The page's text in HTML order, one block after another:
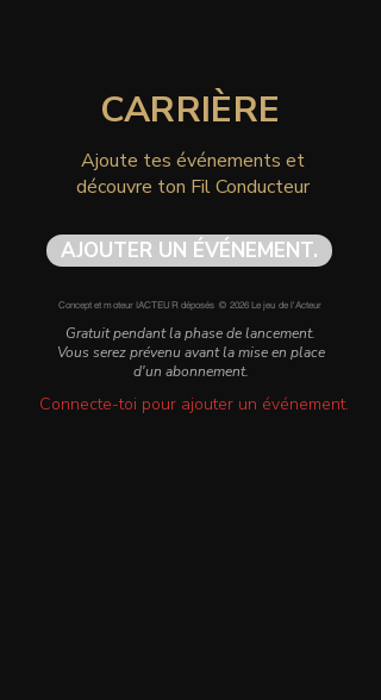
CARRIÈRE
Ajoute tes événements et
découvre ton Fil Conducteur
AJOUTER UN ÉVÉNEMENT.
Concept et moteur IACTEUR déposés © 2026 Le jeu de l'Acteur
Gratuit pendant la phase de lancement.
Vous serez prévenu avant la mise en place
d'un abonnement.
Connecte-toi pour ajouter un événement.